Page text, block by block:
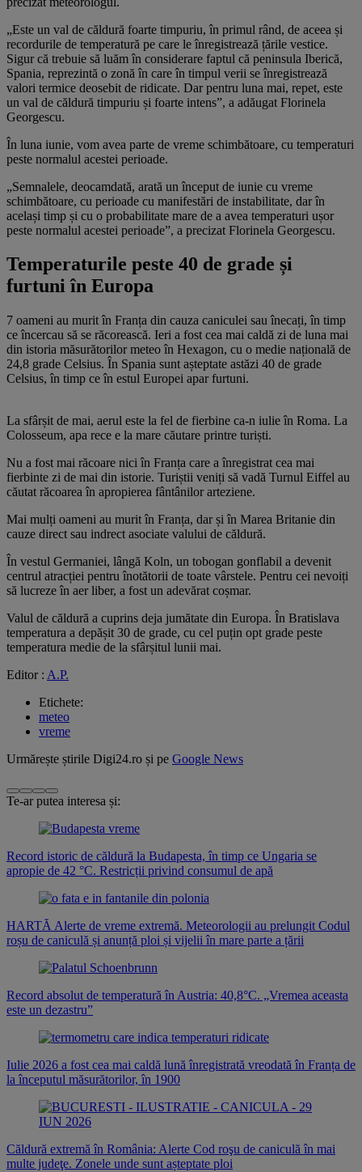
„Este un val de căldură foarte timpuriu, în primul rând, de aceea și
recordurile de temperatură pe care le înregistrează țările vestice.
Sigur că trebuie să luăm în considerare faptul că peninsula Iberică,
Spania, reprezintă o zonă în care în timpul verii se înregistrează
valori termice deosebit de ridicate. Dar pentru luna mai, repet, este
un val de căldură timpuriu și foarte intens”, a adăugat Florinela
Georgescu.
În luna iunie, vom avea parte de vreme schimbătoare, cu temperaturi
peste normalul acestei perioade.
„Semnalele, deocamdată, arată un început de iunie cu vreme
schimbătoare, cu perioade cu manifestări de instabilitate, dar în
același timp și cu o probabilitate mare de a avea temperaturi ușor
peste normalul acestei perioade”, a precizat Florinela Georgescu.
Temperaturile peste 40 de grade și
furtuni în Europa
7 oameni au murit în Franța din cauza caniculei sau înecați, în timp
ce încercau să se răcorească. Ieri a fost cea mai caldă zi de luna mai
din istoria măsurătorilor meteo în Hexagon, cu o medie națională de
24,8 grade Celsius. În Spania sunt așteptate astăzi 40 de grade
Celsius, în timp ce în estul Europei apar furtuni.
La sfârșit de mai, aerul este la fel de fierbine ca-n iulie în Roma. La
Colosseum, apa rece e la mare căutare printre turiști.
Nu a fost mai răcoare nici în Franța care a înregistrat cea mai
fierbinte zi de mai din istorie. Turiștii veniți să vadă Turnul Eiffel au
căutat răcoarea în apropierea fântânilor arteziene.
Mai mulți oameni au murit în Franța, dar și în Marea Britanie din
cauze direct sau indrect asociate valului de căldură.
În vestul Germaniei, lângă Koln, un tobogan gonflabil a devenit
centrul atracției pentru înotătorii de toate vârstele. Pentru cei nevoiți
să lucreze în aer liber, a fost un adevărat coșmar.
Valul de căldură a cuprins deja jumătate din Europa. În Bratislava
temperatura a depășit 30 de grade, cu cel puțin opt grade peste
temperatura medie de la sfârșitul lunii mai.
Editor : A.P.
Etichete:
meteo
vreme
Urmărește știrile Digi24.ro și pe Google News
Te-ar putea interesa și:
Record istoric de căldură la Budapesta, în timp ce Ungaria se
apropie de 42 °C. Restricții privind consumul de apă
HARTĂ Alerte de vreme extremă. Meteorologii au prelungit Codul
roșu de caniculă și anunță ploi și vijelii în mare parte a țării
Record absolut de temperatură în Austria: 40,8°C. „Vremea aceasta
este un dezastru”
Iulie 2026 a fost cea mai caldă lună înregistrată vreodată în Franța de
la începutul măsurătorilor, în 1900
Căldură extremă în România: Alerte Cod roşu de caniculă în mai
multe judeţe. Zonele unde sunt așteptate ploi